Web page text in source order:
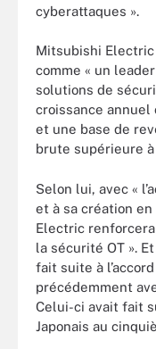
cyberattaques ».
Mitsubishi
comme « un
solutions de
croissance annuel
et une base de
brute supérieure à
Selon lui, avec «
et à sa création
Electric
la sécurité OT ».
fait suite à
précédemment
Celui-ci avait fait
Japonais au